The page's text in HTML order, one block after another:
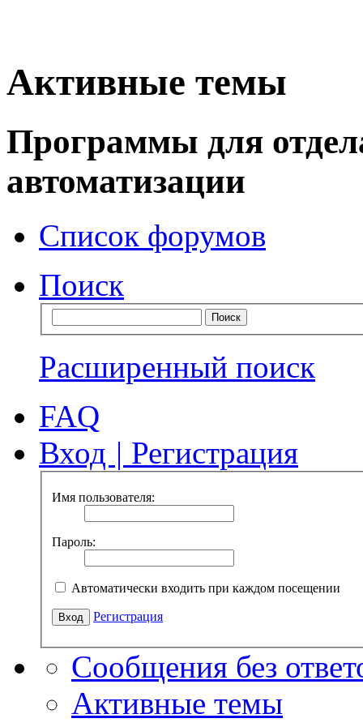
Активные темы
Программы для
автоматизации
Список форумов
Поиск
Расширенный поиск
FAQ
Вход | Регистрация
Имя пользователя:
Пароль:
Автоматически входить при каждом посещении
Регистрация
Сообщения без
Активные темы